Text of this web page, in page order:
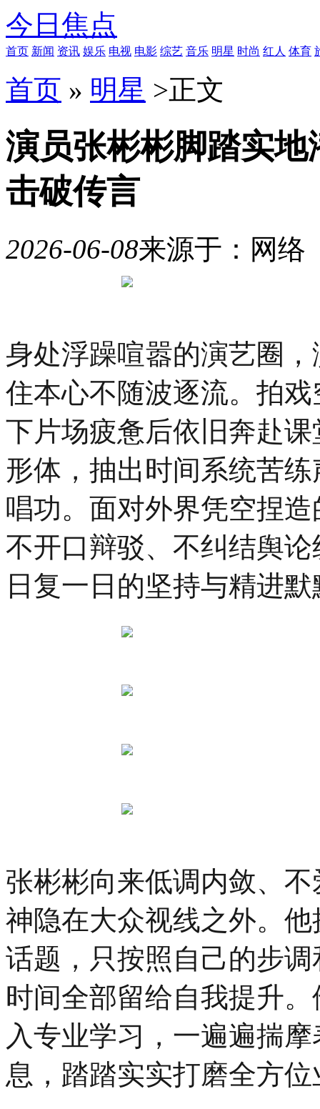
今日焦点
首页 新闻 资讯 娱乐 电视 电影 综艺 音乐 明星 时尚 红人 体育
首页 » 明星 >正文
演员张彬彬脚踏实
击破传言
2026-06-08来源于：网络
时
30
「势
起
东
尚
杭
暨
汉
帛
奖
31
届
州
上
城
德
宫
隆
重
举
越
千
年
身处浮躁喧嚣的演艺圈
住本心不随波逐流。拍
下片场疲惫后依旧奔赴
形体，抽出时间系统苦
唱功。面对外界凭空捏
不开口辩驳、不纠结舆
日复一日的坚持与精进
张彬彬向来低调内敛、
神隐在大众视线之外。
话题，只按照自己的步
时间全部留给自我提升
入专业学习，一遍遍揣
息，踏踏实实打磨全方